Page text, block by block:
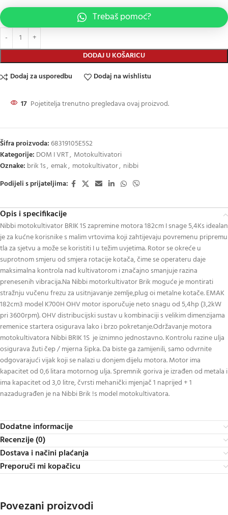
DODAJ U KOŠARICU
Trebaš pomoć?
Dodaj za usporedbu Dodaj na wishlistu
17 Pojetitelja trenutno pregledava ovaj proizvod.
Šifra proizvoda:68319105E5S2
Kategorije: DOM I VRT, Motokultivatori
Oznake: brik 1s, emak, motokultivator, nibbi
Podijeli s prijateljima:
Opis i specifikacije
Nibbi motokultivator BRIK 1S zapremine motora 182cm I snage 5,4Ks idealan
je za kućne korisnike s malim vrtovima koji zahtijevaju povremenu pripremu
tla za sjetvu a može se koristiti I u težim uvjetima. Rotor se okreće u
suprotnom smjeru od smjera rotacije kotača, čime se operateru daje
maksimalna kontrola nad kultivatorom i značajno smanjuje razina
prenesenih vibracija.Na Nibbi motorkultivator Brik moguće je montirati
stražnju vučenu frezu za usitnjavanje zemlje,plug oi metalne kotače. EMAK
182cm3 model K700H OHV motor isporučuje neto snagu od 5,4hp (3,2kW
pri 3600rpm). OHV distribucijski sustav u kombinaciji s velikim dimenzijama
remenice startera osigurava lako i brzo pokretanje.Održavanje motora
motokultivatora Nibbi BRIK 1S je iznimno jednostavno. Kontrolu razine ulja
osigurava žuti čep / mjerna šipka. Da biste ga zamijenili, samo odvrnite
odgovarajući vijak koji se nalazi u donjem dijelu motora. Motor ima
kapacitet od 0,6 litara motornog ulja. Spremnik goriva je izrađen od metala i
ima kapacitet od 3,0 litre, čvrsti mehanički mjenjač 1 naprijed + 1
nazadugrađen je na Nibbi Brik !s model motokultivatora.
Dodatne informacije
Recenzije (0)
Dostava i načini plaćanja
Preporuči mi kopačicu
Povezani proizvodi